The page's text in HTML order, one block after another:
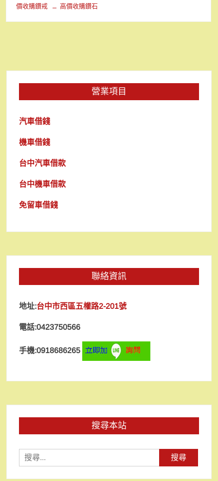
價收購鑽戒
高價收購鑽石
營業項目
汽車借錢
機車借錢
台中汽車借款
台中機車借款
免留車借錢
聯絡資訊
地址:台中市西區五權路2-201號
電話:0423750566
手機:0918686265
搜尋本站
尋